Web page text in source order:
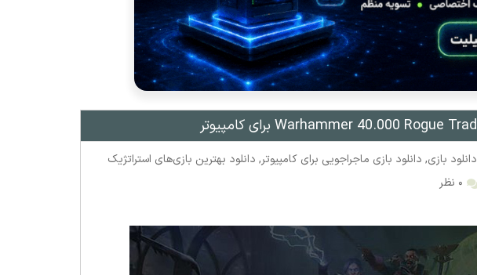
دانلود بازی, دانلود بازی ماجراجویی برای کامپیوتر, دانلود بهترین بازی‌های استراتژیک
۰ نظر